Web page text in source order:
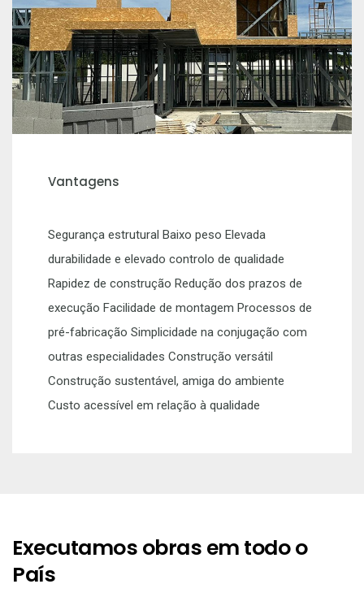
Vantagens
Segurança estrutural Baixo peso Elevada
durabilidade e elevado controlo de qualidade
Rapidez de construção Redução dos prazos de
execução Facilidade de montagem Processos de
pré-fabricação Simplicidade na conjugação com
outras especialidades Construção versátil
Construção sustentável, amiga do ambiente
Custo acessível em relação à qualidade
Executamos obras em todo o
País